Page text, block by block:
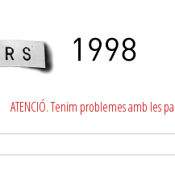
ATENCIÓ. Tenim problemes amb les